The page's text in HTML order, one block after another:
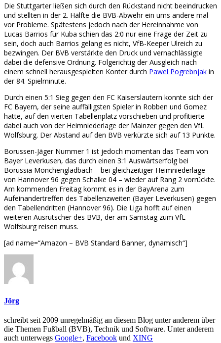
Die Stuttgarter ließen sich durch den Rückstand nicht beeindrucken
und stellten in der 2. Hälfte die BVB-Abwehr ein ums andere mal
vor Probleme. Spätestens jedoch nach der Hereinnahme von
Lucas Barrios für Kuba schien das 2:0 nur eine Frage der Zeit zu
sein, doch auch Barrios gelang es nicht, VfB-Keeper Ulreich zu
bezwingen. Der BVB verstärkte den Druck und vernachlässigte
dabei die defensive Ordnung. Folgerichtig der Ausgleich nach
einem schnell herausgespielten Konter durch Pawel Pogrebnjak in
der 84. Spielminute.
Durch einen 5:1 Sieg gegen den FC Kaiserslautern konnte sich der
FC Bayern, der seine auffälligsten Spieler in Robben und Gomez
hatte, auf den vierten Tabellenplatz vorschieben und profitierte
dabei auch von der Heimniederlage der Mainzer gegen den VfL
Wolfsburg. Der Abstand auf den BVB verkürzte sich auf 13 Punkte.
Borussen-Jäger Nummer 1 ist jedoch momentan das Team von
Bayer Leverkusen, das durch einen 3:1 Auswärtserfolg bei
Borussia Mönchengladbach – bei gleichzeitiger Heimniederlage
von Hannover 96 gegen Schalke 04 – wieder auf Rang 2 vorrückte.
Am kommenden Freitag kommt es in der BayArena zum
Aufeinandertreffen des Tabellenzweiten (Bayer Leverkusen) gegen
den Tabellendritten (Hannover 96). Die Liga hofft auf einen
weiteren Ausrutscher des BVB, der am Samstag zum VfL
Wolfsburg reisen muss.
[ad name=“Amazon – BVB Standard Banner, dynamisch“]
Jörg
schreibt seit 2009 unregelmäßig an diesem Blog unter anderem über
die Themen Fußball (BVB), Technik und Software. Unter anderem
auch unterwegs Google+, Facebook und XING